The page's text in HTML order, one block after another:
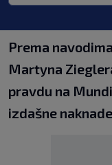
Prema
Martyna
pravdu na
izdašne